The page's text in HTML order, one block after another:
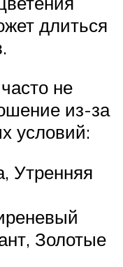
длиться
не
из-за
условий:
Утренняя
Золотые